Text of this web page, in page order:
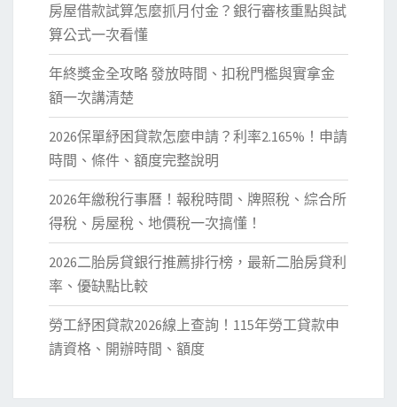
房屋借款試算怎麼抓月付金？銀行審核重點與試
算公式一次看懂
年終獎金全攻略 發放時間、扣稅門檻與實拿金
額一次講清楚
2026保單紓困貸款怎麼申請？利率2.165%！申請
時間、條件、額度完整說明
2026年繳稅行事曆！報稅時間、牌照稅、綜合所
得稅、房屋稅、地價稅一次搞懂！
2026二胎房貸銀行推薦排行榜，最新二胎房貸利
率、優缺點比較
勞工紓困貸款2026線上查詢！115年勞工貸款申
請資格、開辦時間、額度